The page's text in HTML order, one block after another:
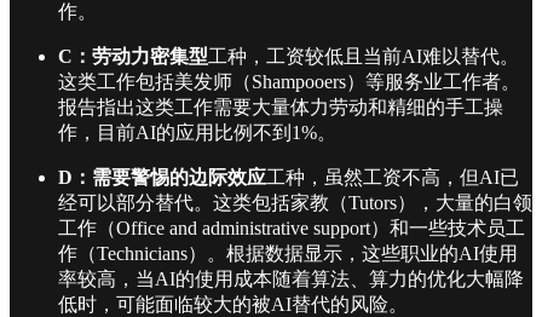
作。
C：劳动力密集型工种，工资较低且当前AI难以替代。
这类工作包括美发师（Shampooers）等服务业工作者。
报告指出这类工作需要大量体力劳动和精细的手工操
作，目前AI的应用比例不到1%。
D：需要警惕的边际效应工种，虽然工资不高，但AI已
经可以部分替代。这类包括家教（Tutors），大量的白领
工作（Office and administrative support）和一些技术员工
作（Technicians）。根据数据显示，这些职业的AI使用
率较高，当AI的使用成本随着算法、算力的优化大幅降
低时，可能面临较大的被AI替代的风险。